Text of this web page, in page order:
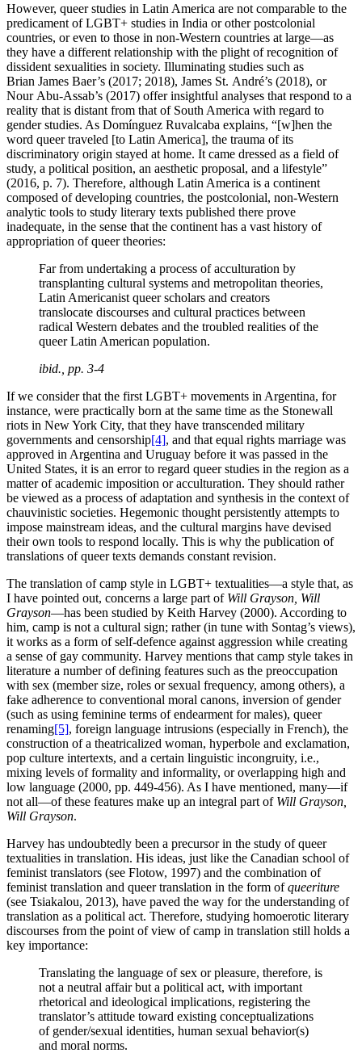
However, queer studies in Latin America are not comparable to the
predicament of LGBT+ studies in India or other postcolonial
countries, or even to those in non-Western countries at large—as
they have a different relationship with the plight of recognition of
dissident sexualities in society. Illuminating studies such as
Brian James Baer’s (2017; 2018), James St. André’s (2018), or
Nour Abu-Assab’s (2017) offer insightful analyses that respond to a
reality that is distant from that of South America with regard to
gender studies. As Domínguez Ruvalcaba explains, “[w]hen the
word queer traveled [to Latin America], the trauma of its
discriminatory origin stayed at home. It came dressed as a field of
study, a political position, an aesthetic proposal, and a lifestyle”
(2016, p. 7). Therefore, although Latin America is a continent
composed of developing countries, the postcolonial, non-Western
analytic tools to study literary texts published there prove
inadequate, in the sense that the continent has a vast history of
appropriation of queer theories:
Far from undertaking a process of acculturation by
transplanting cultural systems and metropolitan theories,
Latin Americanist queer scholars and creators
translocate discourses and cultural practices between
radical Western debates and the troubled realities of the
queer Latin American population.
ibid. , pp. 3-4
If we consider that the first LGBT+ movements in Argentina, for
instance, were practically born at the same time as the Stonewall
riots in New York City, that they have transcended military
governments and censorship[4], and that equal rights marriage was
approved in Argentina and Uruguay before it was passed in the
United States, it is an error to regard queer studies in the region as a
matter of academic imposition or acculturation. They should rather
be viewed as a process of adaptation and synthesis in the context of
chauvinistic societies. Hegemonic thought persistently attempts to
impose mainstream ideas, and the cultural margins have devised
their own tools to respond locally. This is why the publication of
translations of queer texts demands constant revision.
The translation of camp style in LGBT+ textualities—a style that, as
I have pointed out, concerns a large part of Will Grayson, Will
Grayson—has been studied by Keith Harvey (2000). According to
him, camp is not a cultural sign; rather (in tune with Sontag’s views),
it works as a form of self-defence against aggression while creating
a sense of gay community. Harvey mentions that camp style takes in
literature a number of defining features such as the preoccupation
with sex (member size, roles or sexual frequency, among others), a
fake adherence to conventional moral canons, inversion of gender
(such as using feminine terms of endearment for males), queer
renaming[5], foreign language intrusions (especially in French), the
construction of a theatricalized woman, hyperbole and exclamation,
pop culture intertexts, and a certain linguistic incongruity, i.e.,
mixing levels of formality and informality, or overlapping high and
low language (2000, pp. 449-456). As I have mentioned, many—if
not all—of these features make up an integral part of Will Grayson,
Will Grayson.
Harvey has undoubtedly been a precursor in the study of queer
textualities in translation. His ideas, just like the Canadian school of
feminist translators (see Flotow, 1997) and the combination of
feminist translation and queer translation in the form ofqueeriture
(see Tsiakalou, 2013), have paved the way for the understanding of
translation as a political act. Therefore, studying homoerotic literary
discourses from the point of view of camp in translation still holds a
key importance:
Translating the language of sex or pleasure, therefore, is
not a neutral affair but a political act, with important
rhetorical and ideological implications, registering the
translator’s attitude toward existing conceptualizations
of gender/sexual identities, human sexual behavior(s)
and moral norms.